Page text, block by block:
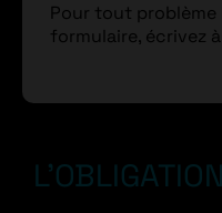
Pour tout problème
formulaire, écrivez à